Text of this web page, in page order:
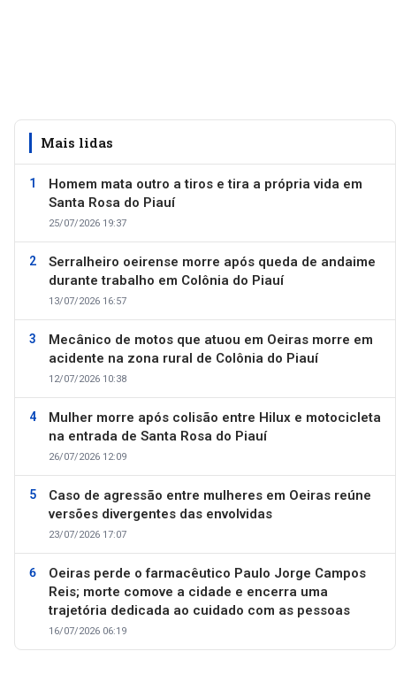
Mais lidas
Homem mata outro a tiros e tira a própria vida em
Santa Rosa do Piauí
25/07/2026 19:37
Serralheiro oeirense morre após queda de andaime
durante trabalho em Colônia do Piauí
13/07/2026 16:57
Mecânico de motos que atuou em Oeiras morre em
acidente na zona rural de Colônia do Piauí
12/07/2026 10:38
Mulher morre após colisão entre Hilux e motocicleta
na entrada de Santa Rosa do Piauí
26/07/2026 12:09
Caso de agressão entre mulheres em Oeiras reúne
versões divergentes das envolvidas
23/07/2026 17:07
Oeiras perde o farmacêutico Paulo Jorge Campos
Reis; morte comove a cidade e encerra uma
trajetória dedicada ao cuidado com as pessoas
16/07/2026 06:19